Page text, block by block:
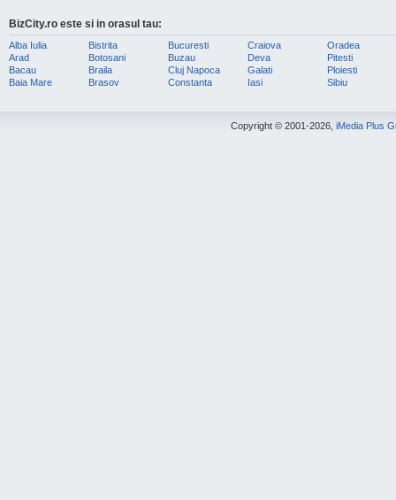
BizCity.ro este si in orasul tau:
Alba Iulia
Arad
Bacau
Baia Mare
Bistrita
Botosani
Braila
Brasov
Bucuresti
Buzau
Cluj Napoca
Constanta
Craiova
Deva
Galati
Iasi
Oradea
Pitesti
Ploiesti
Sibiu
Copyright © 2001-2026, iMedia Plus